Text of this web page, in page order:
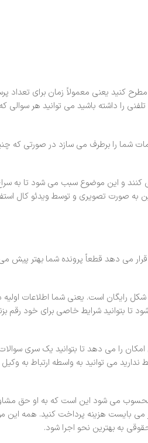
کنید یعنی معمولاً زمان برای تعداد
را داشته باشید می توانید هر سوالی
شما را برطرف می سازد در صورتی که
کنند و این موضوع سبب می شود تا به
به صورت تصویری و توسط ویدئو کال
قرار می دهد قطعاً پرونده شما بهتر پیش
رایگان است. یعنی شما اطلاعات اولیه
بتوانید شرایط خاصی برای خود رقم
را می دهد تا بتوانید یک سری
می توانید به واسطه ارتباط به وکیل
می شود این است که به او حق
هزینه پرداخت کنید. همه این
به بهترین نحو اجرا شود.